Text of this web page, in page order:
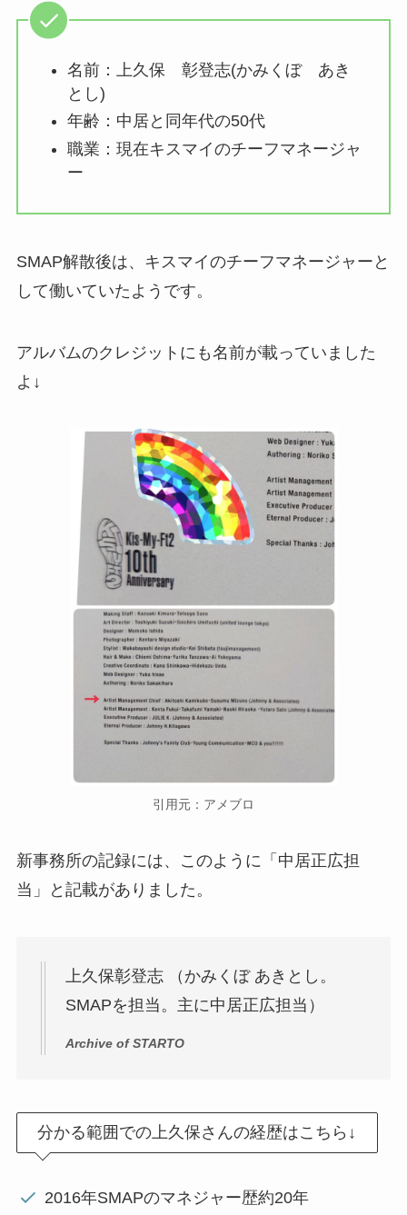
名前：上久保 彰登志(かみくぼ あき
とし)
年齢：中居と同年代の50代
職業：現在キスマイのチーフマネージャ
ー
SMAP解散後は、キスマイのチーフマネージャーと
して働いていたようです。
アルバムのクレジットにも名前が載っていました
よ↓
引用元：アメブロ
新事務所の記録には、このように「中居正広担
当」と記載がありました。
上久保彰登志 （かみくぼ あきとし。
SMAPを担当。主に中居正広担当）
Archive of STARTO
分かる範囲での上久保さんの経歴はこちら↓
2016年SMAPのマネジャー歴約20年